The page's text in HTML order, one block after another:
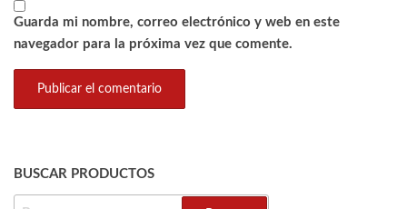
Guarda mi nombre, correo electrónico y web en este
navegador para la próxima vez que comente.
BUSCAR PRODUCTOS
BUSCAR: